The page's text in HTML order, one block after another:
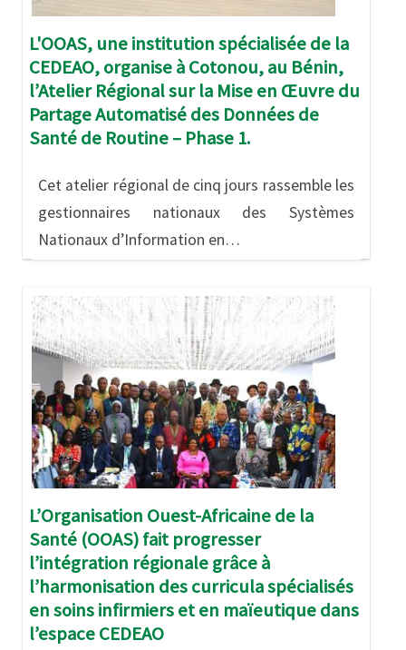
L'OOAS, une institution spécialisée de la
CEDEAO, organise à Cotonou, au Bénin,
l’Atelier Régional sur la Mise en Œuvre du
Partage Automatisé des Données de
Santé de Routine – Phase 1.
Cet atelier régional de cinq jours rassemble les
gestionnaires nationaux des Systèmes
Nationaux d’Information en…
Image
L’Organisation Ouest-Africaine de la
Santé (OOAS) fait progresser
l’intégration régionale grâce à
l’harmonisation des curricula spécialisés
en soins infirmiers et en maïeutique dans
l’espace CEDEAO